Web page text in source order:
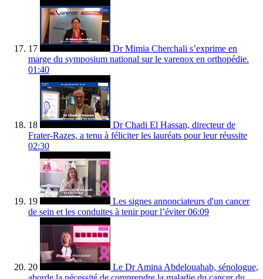
17
Dr Mimia Cherchali s’exprime en
marge du symposium national sur le varenox en orthopédie.
01:40
18
Dr Chadi El Hassan, directeur de
Frater-Razes, a tenu à féliciter les lauréats pour leur réussite
02:30
19
Les signes annonciateurs d'un cancer
de sein et les conduites à tenir pour l’éviter 06:09
20
Le Dr Amina Abdelouahab, sénologue,